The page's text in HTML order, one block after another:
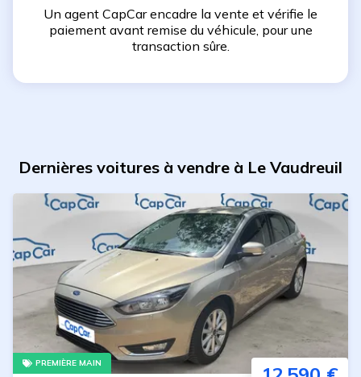
Un agent CapCar encadre la vente et vérifie le
paiement avant remise du véhicule, pour une
transaction sûre.
Dernières voitures à vendre à Le Vaudreuil
PREMIÈRE MAIN